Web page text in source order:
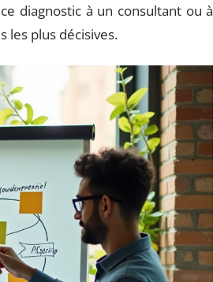
diagnostic à un consultant ou à
les plus décisives.